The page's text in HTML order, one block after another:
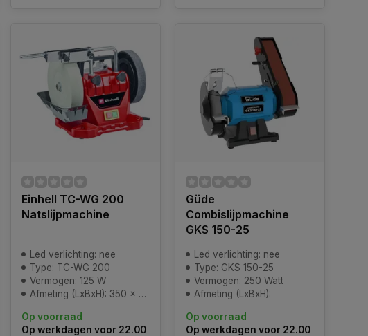
Einhell TC-WG 200
Natslijpmachine
Led verlichting: nee
Type: TC-WG 200
Vermogen: 125 W
Afmeting (LxBxH): 350 x 260 x 325 mm
Op voorraad
Op werkdagen voor 22.00
Güde
Combislijpmachine
GKS 150-25
Led verlichting: nee
Type: GKS 150-25
Vermogen: 250 Watt
Afmeting (LxBxH):
Op voorraad
Op werkdagen voor 22.00